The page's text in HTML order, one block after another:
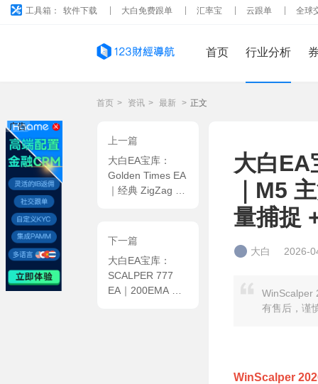
工具箱： 软件下载 大白免费跟单 汇率宝 云跟单 全球
首页 行业分析
首页 > 资讯 > 最新 > 正文
上一篇
大白EA宝库：
Golden Times EA
｜经典 ZigZag 算
下一篇
大白EA宝库：
SCALPER 777
EA｜200EMA 顺
大白
｜M5
量捕捉
大白 2026-
WinScalper
有售后，谨
WinScalper
广告